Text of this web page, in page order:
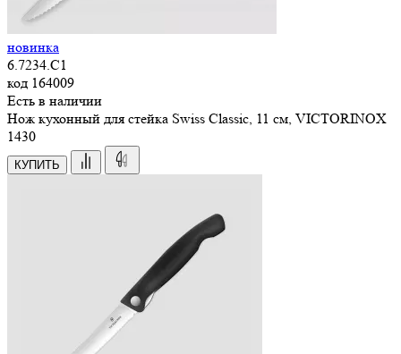
новинка
6.7234.C1
код 164009
Есть в наличии
Нож кухонный для стейка Swiss Classic, 11 см, VICTORINOX
1430
КУПИТЬ